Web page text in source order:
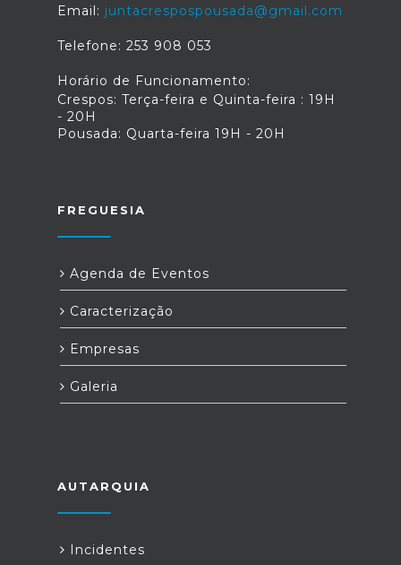
Email: juntacrespospousada@gmail.com
Telefone: 253 908 053
Horário de Funcionamento:
Crespos: Terça-feira e Quinta-feira : 19H
- 20H
Pousada: Quarta-feira 19H - 20H
FREGUESIA
Agenda de Eventos
Caracterização
Empresas
Galeria
AUTARQUIA
Incidentes